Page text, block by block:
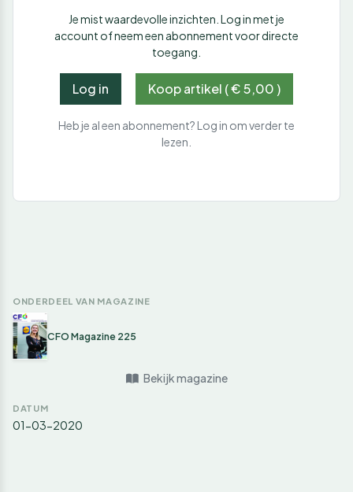
Je mist waardevolle inzichten. Log in met je
account of neem een abonnement voor directe
toegang.
Log in Koop artikel ( € 5,00 )
Heb je al een abonnement? Log in om verder te
lezen.
ONDERDEEL VAN MAGAZINE
CFO Magazine 225
Bekijk magazine
DATUM
01-03-2020